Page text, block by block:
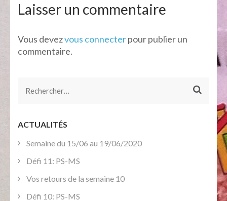
Laisser un commentaire
Vous devezvous connecterpour publier un
commentaire.
Rechercher :
ACTUALITÉS
Semaine du 15/06 au 19/06/2020
Défi 11: PS-MS
Vos retours de la semaine 10
Défi 10: PS-MS